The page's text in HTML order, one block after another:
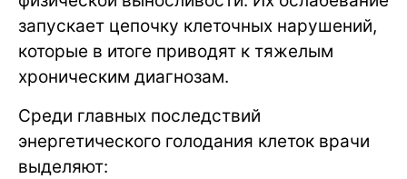
запускает цепочку клеточных нарушений,
которые в итоге приводят к тяжелым
хроническим диагнозам.
Среди главных последствий
энергетического голодания клеток врачи
выделяют: